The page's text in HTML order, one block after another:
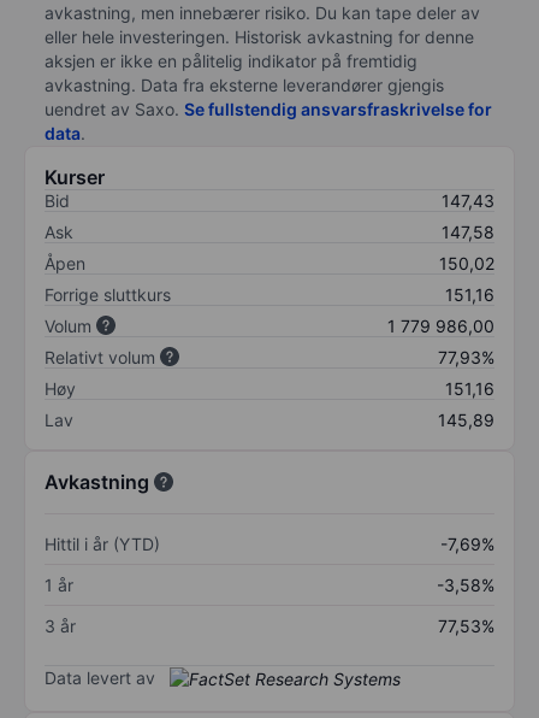
avkastning, men innebærer risiko. Du kan tape deler av
eller hele investeringen. Historisk avkastning for denne
aksjen er ikke en pålitelig indikator på fremtidig
avkastning. Data fra eksterne leverandører gjengis
uendret av Saxo. Se fullstendig ansvarsfraskrivelse for
data.
Kurser
Bid
147,43
Ask
147,58
Åpen
150,02
Forrige sluttkurs
151,16
Volum
1 779 986,00
Relativt volum
77,93%
Høy
151,16
Lav
145,89
Avkastning
Hittil i år (YTD)
-7,69%
1 år
-3,58%
3 år
77,53%
Data levert av